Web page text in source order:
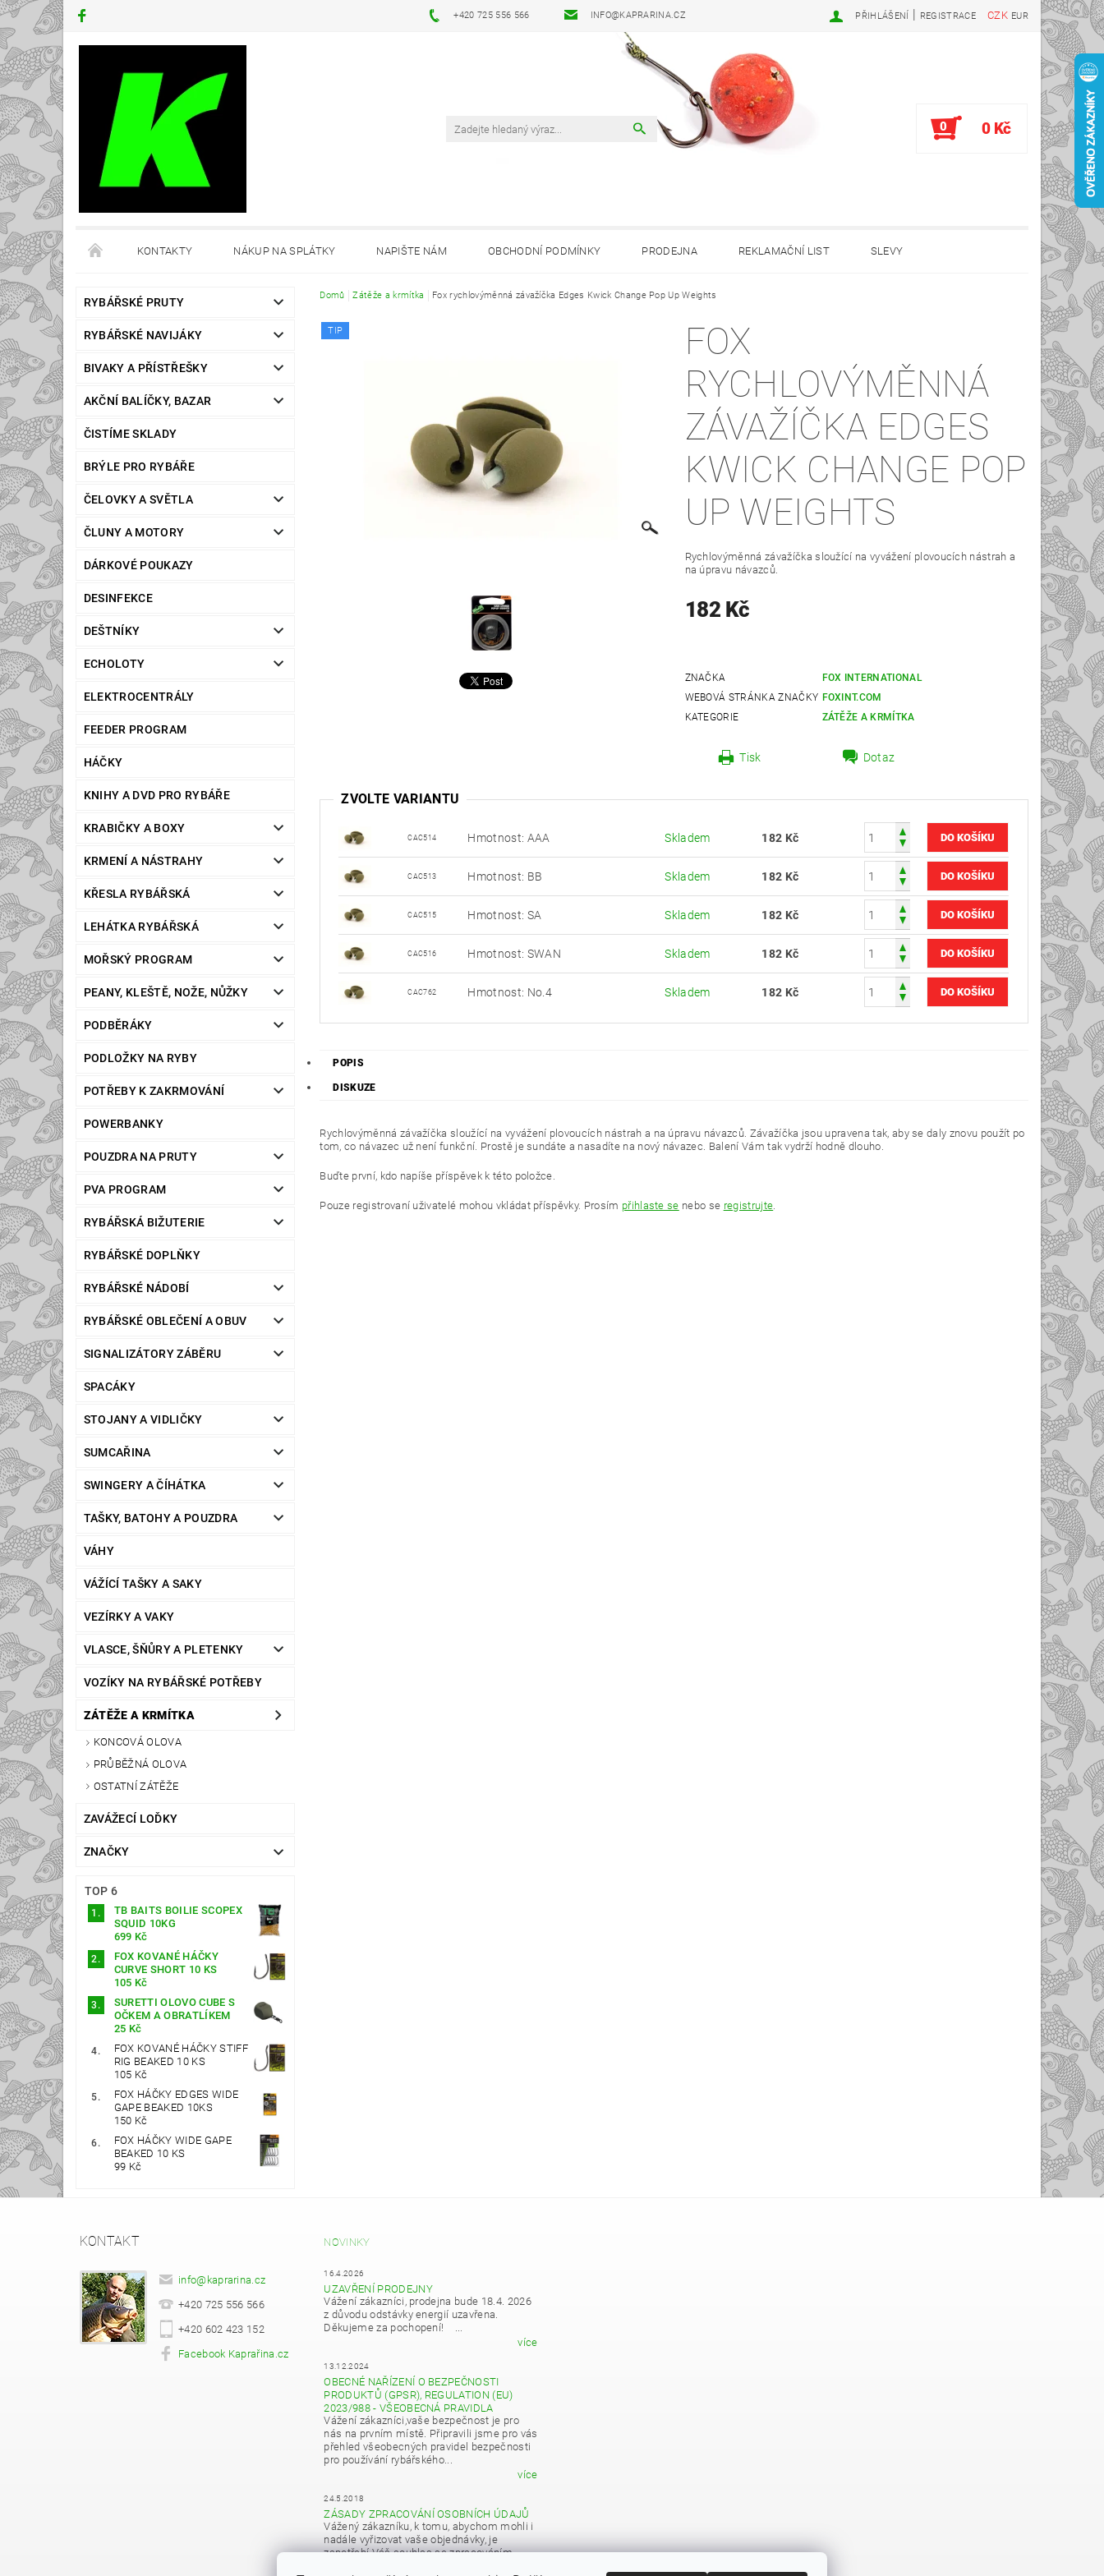
+420 725 556 566 INFO@KAPRARINA.CZ CZK EUR
PŘIHLÁŠENÍ | REGISTRACE
0 0 Kč
KONTAKTY NÁKUP NA SPLÁTKY NAPIŠTE NÁM OBCHODNÍ PODMÍNKY PRODEJNA REKLAMAČNÍ LIST SLEVY
RYBÁŘSKÉ PRUTY
RYBÁŘSKÉ NAVIJÁKY
BIVAKY A PŘÍSTŘEŠKY
AKČNÍ BALÍČKY, BAZAR
ČISTÍME SKLADY
BRÝLE PRO RYBÁŘE
ČELOVKY A SVĚTLA
ČLUNY A MOTORY
DÁRKOVÉ POUKAZY
DESINFEKCE
DEŠTNÍKY
ECHOLOTY
ELEKTROCENTRÁLY
FEEDER PROGRAM
HÁČKY
KNIHY A DVD PRO RYBÁŘE
KRABIČKY A BOXY
KRMENÍ A NÁSTRAHY
KŘESLA RYBÁŘSKÁ
LEHÁTKA RYBÁŘSKÁ
MOŘSKÝ PROGRAM
PEANY, KLEŠTĚ, NOŽE, NŮŽKY
PODBĚRÁKY
PODLOŽKY NA RYBY
POTŘEBY K ZAKRMOVÁNÍ
POWERBANKY
POUZDRA NA PRUTY
PVA PROGRAM
RYBÁŘSKÁ BIŽUTERIE
RYBÁŘSKÉ DOPLŇKY
RYBÁŘSKÉ NÁDOBÍ
RYBÁŘSKÉ OBLEČENÍ A OBUV
SIGNALIZÁTORY ZÁBĚRU
SPACÁKY
STOJANY A VIDLIČKY
SUMCAŘINA
SWINGERY A ČÍHÁTKA
TAŠKY, BATOHY A POUZDRA
VÁHY
VÁŽÍCÍ TAŠKY A SAKY
VEZÍRKY A VAKY
VLASCE, ŠŇŮRY A PLETENKY
VOZÍKY NA RYBÁŘSKÉ POTŘEBY
ZÁTĚŽE A KRMÍTKA
KONCOVÁ OLOVA
PRŮBĚŽNÁ OLOVA
OSTATNÍ ZÁTĚŽE
ZAVÁŽECÍ LOĎKY
ZNAČKY
TOP 6
TB BAITS BOILIE SCOPEX
SQUID 10KG
699 Kč
FOX KOVANÉ HÁČKY
CURVE SHORT 10 KS
105 Kč
SURETTI OLOVO CUBE S
OČKEM A OBRATLÍKEM
25 Kč
FOX KOVANÉ HÁČKY STIFF
RIG BEAKED 10 KS
105 Kč
FOX HÁČKY EDGES WIDE
GAPE BEAKED 10KS
150 Kč
FOX HÁČKY WIDE GAPE
BEAKED 10 KS
99 Kč
Domů Zátěže a krmítka Fox rychlovýměnná závažíčka Edges Kwick Change Pop Up Weights
TIP
FOX
RYCHLOVÝMĚNNÁ
ZÁVAŽÍČKA EDGES
KWICK CHANGE POP
UP WEIGHTS
Rychlovýměnná závažíčka sloužící na vyvážení plovoucích nástrah a
na úpravu návazců.
182 Kč
ZNAČKA
FOX INTERNATIONAL
WEBOVÁ STRÁNKA ZNAČKY FOXINT.COM
KATEGORIE
ZÁTĚŽE A KRMÍTKA
Tisk Dotaz
ZVOLTE VARIANTU
CAC514 Hmotnost: AAA Skladem 182 Kč
CAC513 Hmotnost: BB Skladem 182 Kč
CAC515 Hmotnost: SA Skladem 182 Kč
CAC516 Hmotnost: SWAN Skladem 182 Kč
CAC762 Hmotnost: No.4 Skladem 182 Kč
POPIS
DISKUZE
Rychlovýměnná závažíčka sloužící na vyvážení plovoucích nástrah a na úpravu návazců. Závažíčka jsou upravena tak, aby se daly znovu použít po
tom, co návazec už není funkční. Prostě je sundáte a nasadíte na nový návazec. Balení Vám tak vydrží hodně dlouho.
Buďte první, kdo napíše příspěvek k této položce.
Pouze registrovaní uživatelé mohou vkládat příspěvky. Prosím přihlaste se nebo se registrujte.
KONTAKT
info@kaprarina.cz
+420 725 556 566
+420 602 423 152
Facebook Kaprařina.cz
NOVINKY
16.4.2026
UZAVŘENÍ PRODEJNY
Vážení zákazníci, prodejna bude 18.4. 2026
z důvodu odstávky energií uzavřena.
Děkujeme za pochopení! ...
více
13.12.2024
OBECNÉ NAŘÍZENÍ O BEZPEČNOSTI
PRODUKTŮ (GPSR), REGULATION (EU)
2023/988 - VŠEOBECNÁ PRAVIDLA
Vážení zákazníci,vaše bezpečnost je pro
nás na prvním místě. Připravili jsme pro vás
přehled všeobecných pravidel bezpečnosti
pro používání rybářského...
více
24.5.2018
ZÁSADY ZPRACOVÁNÍ OSOBNÍCH ÚDAJŮ
Vážený zákazníku, k tomu, abychom mohli i
nadále vyřizovat vaše objednávky, je
zapotřebí Váš souhlas se zpracováním